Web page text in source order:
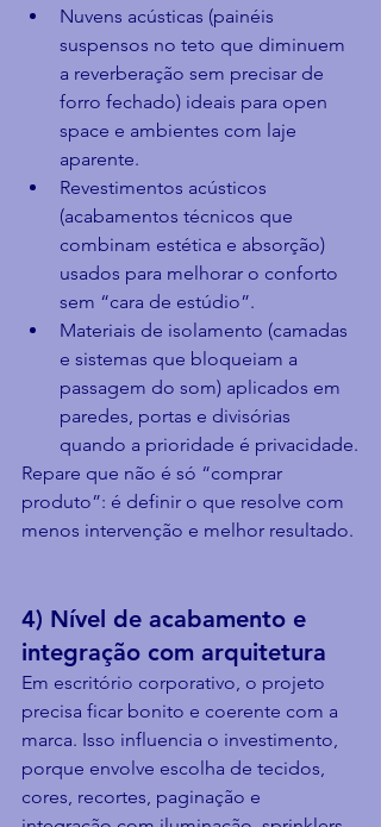
Nuvens acústicas (painéis
suspensos no teto que diminuem
a reverberação sem precisar de
forro fechado) ideais para open
space e ambientes com laje
aparente.
Revestimentos acústicos
(acabamentos técnicos que
combinam estética e absorção)
usados para melhorar o conforto
sem “cara de estúdio”.
Materiais de isolamento (camadas
e sistemas que bloqueiam a
passagem do som) aplicados em
paredes, portas e divisórias
quando a prioridade é privacidade.
Repare que não é só “comprar
produto”: é definir o que resolve com
menos intervenção e melhor resultado.
4) Nível de acabamento e
integração com arquitetura
Em escritório corporativo, o projeto
precisa ficar bonito e coerente com a
marca. Isso influencia o investimento,
porque envolve escolha de tecidos,
cores, recortes, paginação e